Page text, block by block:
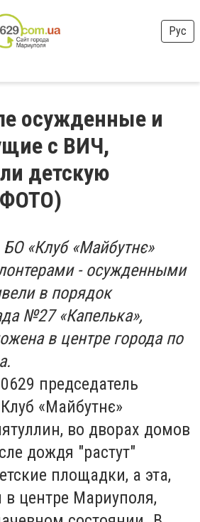
Рус
осужденные и
с ВИЧ,
детскую
«Клуб «Майбутнє»
- осужденными
в порядок
№27 «Капелька»,
в центре города по
председатель
«Майбутнє»
во дворах домов
дождя "растут"
площадки, а эта,
центре Мариуполя,